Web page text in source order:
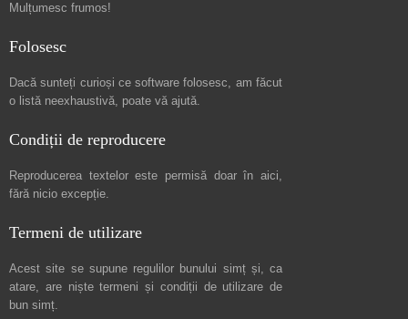
Mulțumesc frumos!
Folosesc
Dacă sunteți curioși ce software folosesc, am făcut
o listă neexhaustivă, poate vă ajută.
Condiții de reproducere
Reproducerea textelor este permisă doar în aici,
fără nicio excepție.
Termeni de utilizare
Acest site se supune regulilor bunului simț și, ca
atare, are niștetermeni și condiții de utilizare de
bun simț.